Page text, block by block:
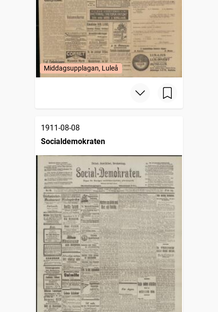
Middagsupplagan, Luleå
1911-08-08
Socialdemokraten